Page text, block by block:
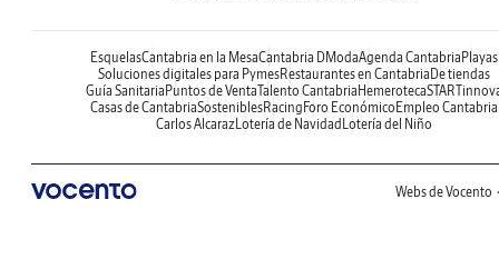
EsquelasCantabria en la MesaCantabria DModaAgenda CantabriaPlayas
Soluciones digitales para PymesRestaurantes en CantabriaDe tiendas
Guía SanitariaPuntos de VentaTalento CantabriaHemeroteca
Casas de CantabriaSosteniblesRacingForo EconómicoEmpleo Cantabria
Carlos AlcarazLotería de NavidadLotería del Niño
Webs de Vocento